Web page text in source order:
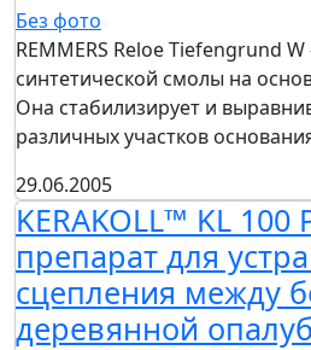
Без фото
REMMERS Reloe Tiefengrund
синтетической смолы на
Она стабилизирует и
различных участков
29.06.2005
KERAKOLL™ KL
препарат для
сцепления между
деревянной